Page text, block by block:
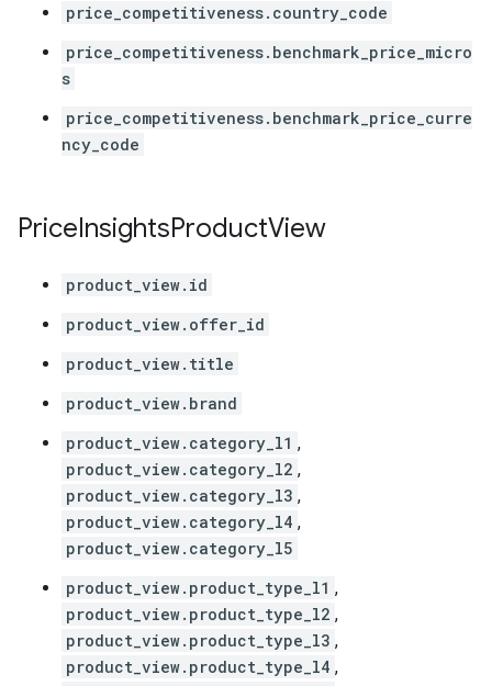
price_competitiveness.country_code
price_competitiveness.benchmark_price_micro
s
price_competitiveness.benchmark_price_curre
ncy_code
PriceInsightsProductView
product_view.id
product_view.offer_id
product_view.title
product_view.brand
product_view.category_l1 ,
product_view.category_l2 ,
product_view.category_l3 ,
product_view.category_l4 ,
product_view.category_l5
product_view.product_type_l1 ,
product_view.product_type_l2 ,
product_view.product_type_l3 ,
product_view.product_type_l4 ,